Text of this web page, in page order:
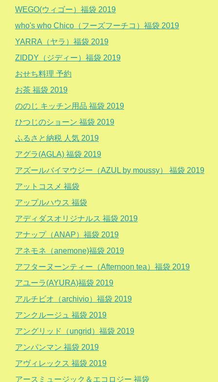
WEGO(ウィゴー）福袋 2019
who's who Chico（フーズフーチコ）福袋 2019
YARRA（ヤラ）福袋 2019
ZIDDY（ジディー）福袋 2019
おせち料理 予約
お茶 福袋 2019
ののじ キッチン用品 福袋 2019
ひつじのショーン 福袋 2019
ふるさと納税 人気 2019
アグラ(AGLA) 福袋 2019
アズールバイマウジー（AZUL by moussy） 福袋 2019
アットコスメ 福袋
アップルハウス 福袋
アディダスオリジナルス 福袋 2019
アナップ（ANAP）福袋 2019
アネモネ（anemone)福袋 2019
アフターヌーンティー（Afternoon tea）福袋 2019
アユーラ(AYURA)福袋 2019
アルチビオ（archivio）福袋 2019
アンクルージュ 福袋 2019
アングリッド（ungrid）福袋 2019
アンパンマン 福袋 2019
アヴィレックス 福袋 2019
アースミュージック＆エコロジー 福袋